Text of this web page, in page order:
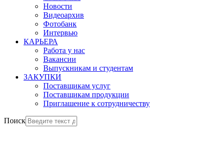
Новости
Видеоархив
Фотобанк
Интервью
КАРЬЕРА
Работа у нас
Вакансии
Выпускникам и студентам
ЗАКУПКИ
Поставщикам услуг
Поставщикам продукции
Приглашение к сотрудничеству
Поиск